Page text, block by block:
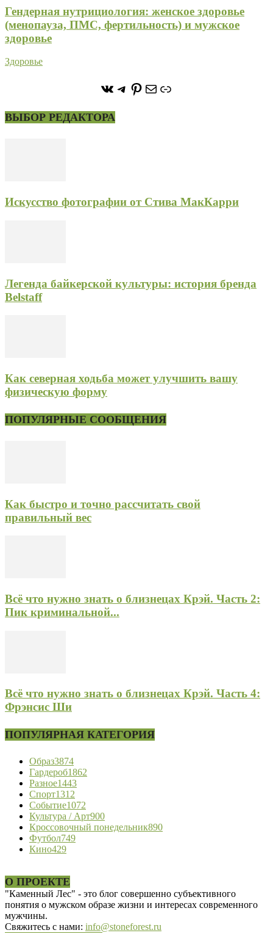
Гендерная нутрициология: женское здоровье
(менопауза, ПМС, фертильность) и мужское
здоровье
Здоровье
https://vk.com/
https://t.me/stoneforest
https://
ПочтаСсылка
ВЫБОР РЕДАКТОРА
Искусство фотографии от Стива МакКарри
Легенда байкерской культуры: история бренда
Belstaff
Как северная ходьба может улучшить вашу
физическую форму
ПОПУЛЯРНЫЕ СООБЩЕНИЯ
Как быстро и точно рассчитать свой
правильный вес
Всё что нужно знать о близнецах Крэй. Часть 2:
Пик криминальной...
Всё что нужно знать о близнецах Крэй. Часть 4:
Фрэнсис Ши
ПОПУЛЯРНАЯ КАТЕГОРИЯ
Образ3874
Гардероб1862
Разное1443
Спорт1312
Событие1072
Культура / Арт900
Кроссовочный понедельник890
Футбол749
Кино429
О ПРОЕКТЕ
"Каменный Лес" - это блог совершенно субъективного
понятия о мужском образе жизни и интересах современного
мужчины.
Свяжитесь с нами: info@stoneforest.ru